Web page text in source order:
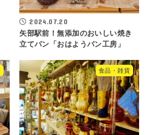
2024.07.20
矢部駅前！無添加のおいしい焼き
立てパン「おはようパン工房」
食品・雑貨